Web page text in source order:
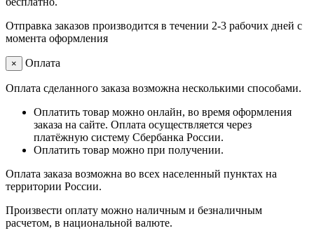
Отправка заказов производится в течении 2-3 рабочих дней с
момента оформления
× Оплата
Оплата сделанного заказа возможна несколькими способами.
Оплатить товар можно онлайн, во время оформления
заказа на сайте. Оплата осуществляется через
платёжную систему Сбербанка России.
Оплатить товар можно при получении.
Оплата заказа возможна во всех населенный пунктах на
территории России.
Произвести оплату можно наличным и безналичным
расчетом, в национальной валюте.